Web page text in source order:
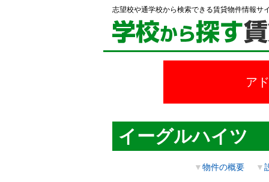
志望校や通学校から検索できる賃貸物件情報サ
ア
イーグルハイツ
▼物件の概要 ▼